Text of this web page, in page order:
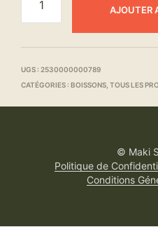
AJOUTER
UGS : 2530000000789
CATÉGORIES : BOISSONS TOUS LES
© Maki
Politique de
Conditions